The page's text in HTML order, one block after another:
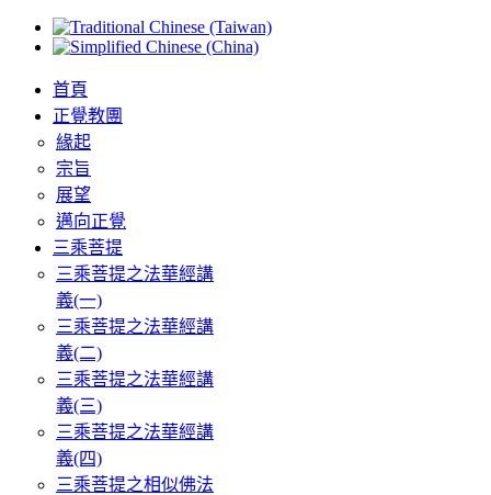
首頁
正覺教團
緣起
宗旨
展望
邁向正覺
三乘菩提
三乘菩提之法華經講
義(一)
三乘菩提之法華經講
義(二)
三乘菩提之法華經講
義(三)
三乘菩提之法華經講
義(四)
三乘菩提之相似佛法